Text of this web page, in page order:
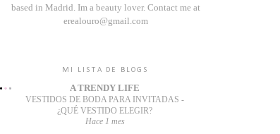
based in Madrid. Im a beauty lover. Contact me at
erealouro@gmail.com
MI LISTA DE BLOGS
A TRENDY LIFE
VESTIDOS DE BODA PARA INVITADAS -
¿QUÉ VESTIDO ELEGIR?
Hace 1 mes